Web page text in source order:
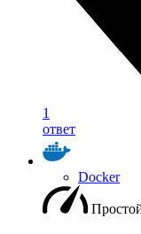
1
ответ
Docker